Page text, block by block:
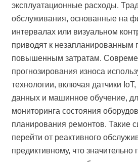
эксплуатационные расходы.
обслуживания, основанные на
интервалах или визуальном
приводят к незапланированным
повышенным затратам.
прогнозирования износа
технологии, включая датчики
данных и машинное обучение,
мониторинга состояния
планирования ремонтов. Такие
перейти от реактивного
предиктивному, что